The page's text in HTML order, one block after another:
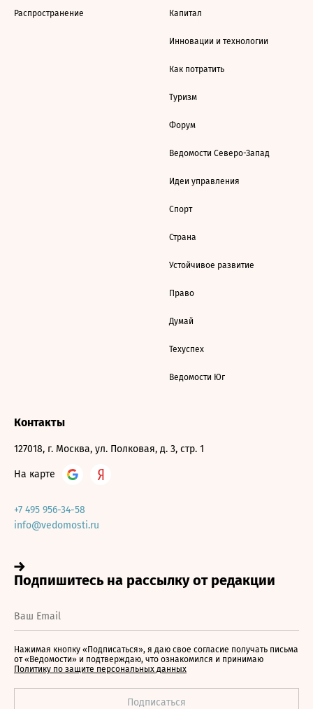
Распространение Капитал
Инновации и технологии
Как потратить
Туризм
Форум
Ведомости Северо-Запад
Идеи управления
Спорт
Страна
Устойчивое развитие
Право
Думай
Техуспех
Ведомости Юг
Контакты
127018, г. Москва, ул. Полковая, д. 3, стр. 1
На карте
+7 495 956-34-58
info@vedomosti.ru
Нажимая кнопку «Подписаться», я даю свое согласие получать письма
от «Ведомости» и подтверждаю, что ознакомился и принимаю
Политику по защите персональных данных